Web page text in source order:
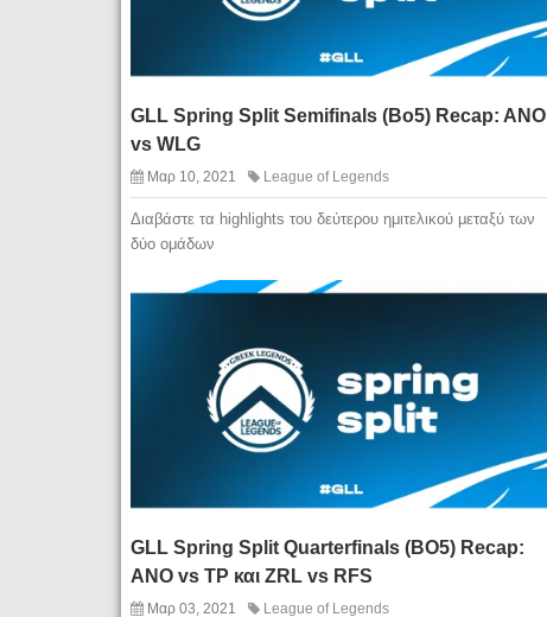
GLL Spring Split Semifinals (Bo5) Recap: ANO
vs WLG
Μαρ 10, 2021 League of Legends
Διαβάστε τα highlights του δεύτερου ημιτελικού μεταξύ των
δύο ομάδων
GLL Spring Split Quarterfinals (BO5) Recap:
ANO vs TP και ZRL vs RFS
Μαρ 03, 2021 League of Legends